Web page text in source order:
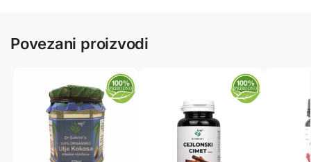
Povezani proizvodi